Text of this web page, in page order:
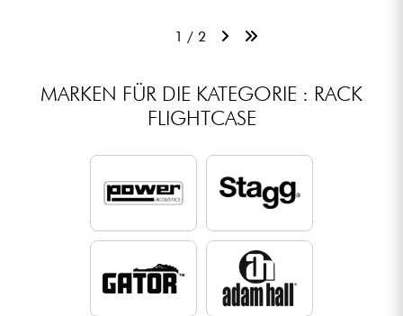
1 / 2
MARKEN FÜR DIE KATEGORIE : RACK
FLIGHTCASE